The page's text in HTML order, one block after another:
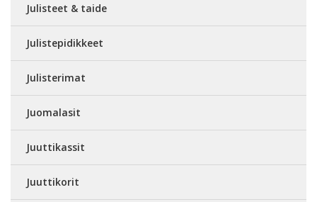
Julisteet & taide
Julistepidikkeet
Julisterimat
Juomalasit
Juuttikassit
Juuttikorit